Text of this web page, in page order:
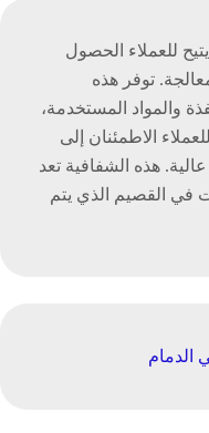
للعملاء الحصول
توفر هذه
والمواد المستخدمة،
الاطمئنان إلى
هذه الشفافية تعد
القصيم الذي يتم
الدمام